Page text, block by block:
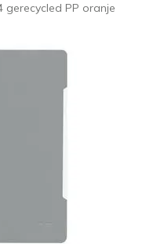
gerecycled PP oranje